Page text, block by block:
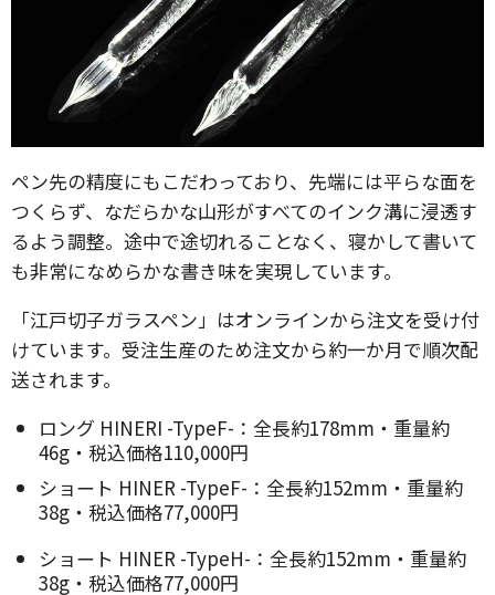
ペン先の精度にもこだわっており、先端には平らな面を
つくらず、なだらかな山形がすべてのインク溝に浸透す
るよう調整。途中で途切れることなく、寝かして書いて
も非常になめらかな書き味を実現しています。
「江戸切子ガラスペン」はオンラインから注文を受け付
けています。受注生産のため注文から約一か月で順次配
送されます。
ロング HINERI -TypeF-：全長約178mm・重量約
46g・税込価格110,000円
ショート HINER -TypeF-：全長約152mm・重量約
38g・税込価格77,000円
ショート HINER -TypeH-：全長約152mm・重量約
38g・税込価格77,000円